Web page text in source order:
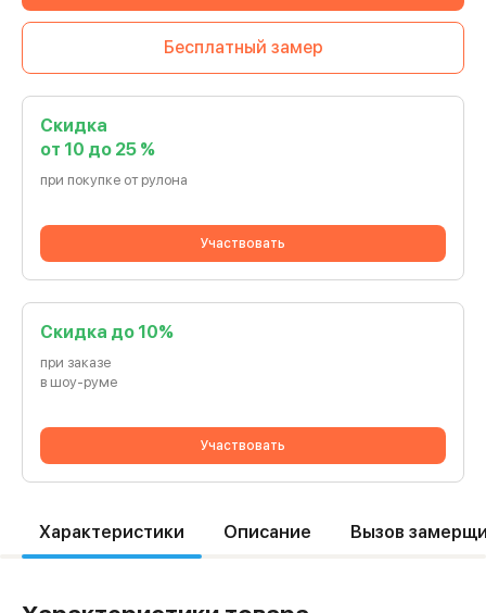
Бесплатный замер
Скидка
от 10 до 25 %
при покупке от рулона
Участвовать
Cкидка до 10%
при заказе
в шоу-руме
Участвовать
Характеристики Описание Вызов